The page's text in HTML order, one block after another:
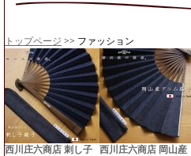
トップページ >> ファッション
西川庄六商店 刺し子
西川庄六商店 岡山産